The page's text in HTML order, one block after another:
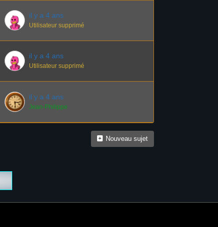
il y a 4 ans
Utilisateur supprimé
il y a 4 ans
Utilisateur supprimé
il y a 4 ans
Jean-Philippe
Nouveau sujet